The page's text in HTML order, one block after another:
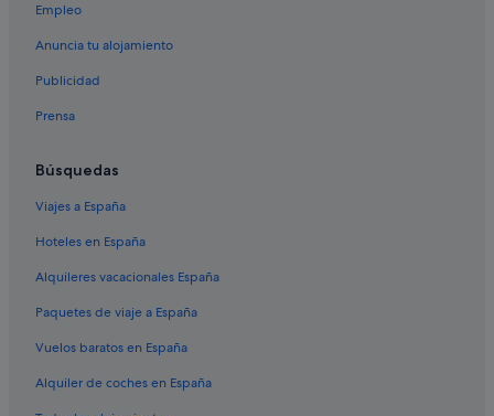
Casas privadas de vacaciones en Nabas
Albergues en Guntín
Albergues en Biville
Bedro hoteles
Casas rurales en Currelos
Pensiones en Portomarín
Independent hoteles en Portomarín
Pensiones en Ribas de Miño
Empleo
Anuncia tu alojamiento
Publicidad
Prensa
Búsquedas
Viajes a España
Hoteles en España
Alquileres vacacionales España
Paquetes de viaje a España
Vuelos baratos en España
Alquiler de coches en España